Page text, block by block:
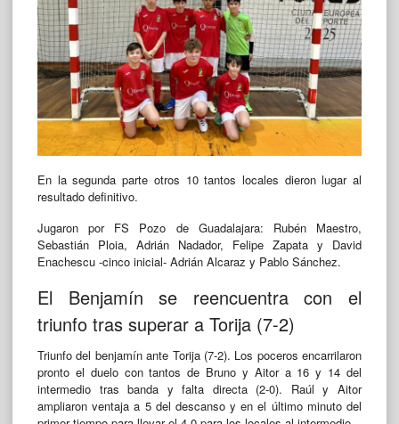
En la segunda parte otros 10 tantos locales dieron lugar al
resultado definitivo.
Jugaron por FS Pozo de Guadalajara: Rubén Maestro,
Sebastián Ploia, Adrián Nadador, Felipe Zapata y David
Enachescu -cinco inicial- Adrián Alcaraz y Pablo Sánchez.
El Benjamín se reencuentra con el
triunfo tras superar a Torija (7-2)
Triunfo del benjamín ante Torija (7-2). Los poceros encarrilaron
pronto el duelo con tantos de Bruno y Aitor a 16 y 14 del
intermedio tras banda y falta directa (2-0). Raúl y Aitor
ampliaron ventaja a 5 del descanso y en el último minuto del